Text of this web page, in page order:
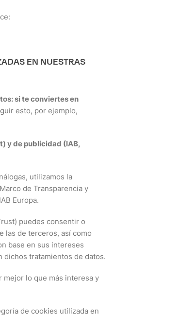
EN NUESTRAS
si te conviertes en
esto, por ejemplo,
y de publicidad (IAB,
utilizamos la
de Transparencia y
Europa.
puedes consentir o
las de terceros, así como
base en sus intereses
dichos tratamientos de datos.
mejor lo que más interesa y
de cookies utilizada en